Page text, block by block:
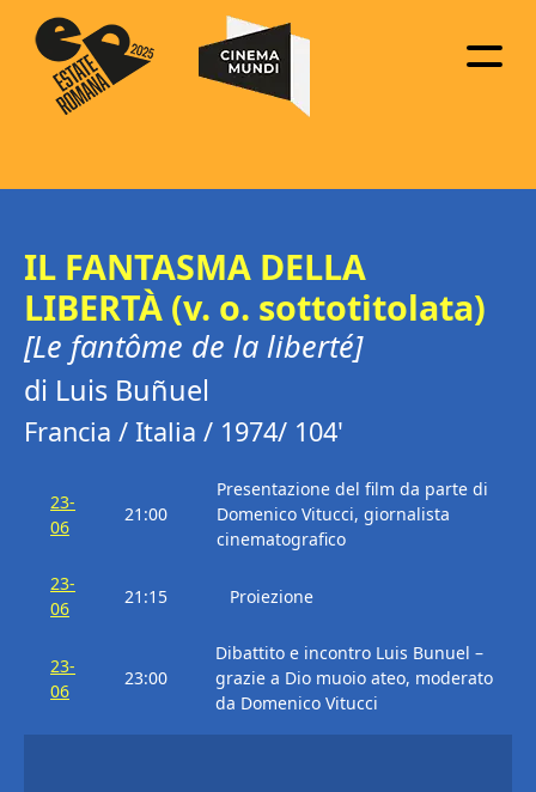
IL FANTASMA DELLA
LIBERTÀ (v. o. sottotitolata)
[Le fantôme de la liberté]
di Luis Buñuel
Francia / Italia / 1974/ 104'
23-
06
21:00
Presentazione del film da parte di
Domenico Vitucci, giornalista
cinematografico
23-
06
21:15 Proiezione
23-
06
23:00
Dibattito e incontro Luis Bunuel –
grazie a Dio muoio ateo, moderato
da Domenico Vitucci